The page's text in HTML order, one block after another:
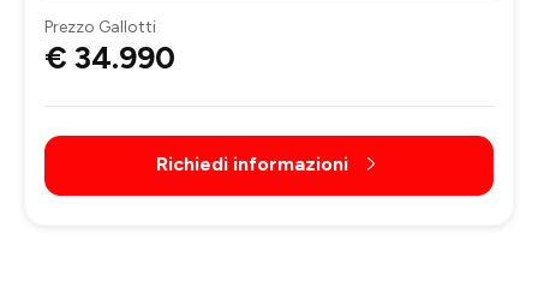
Prezzo Gallotti
€ 34.990
Richiedi informazioni